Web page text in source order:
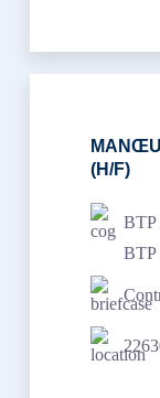
(H/F)
BTP
BTP